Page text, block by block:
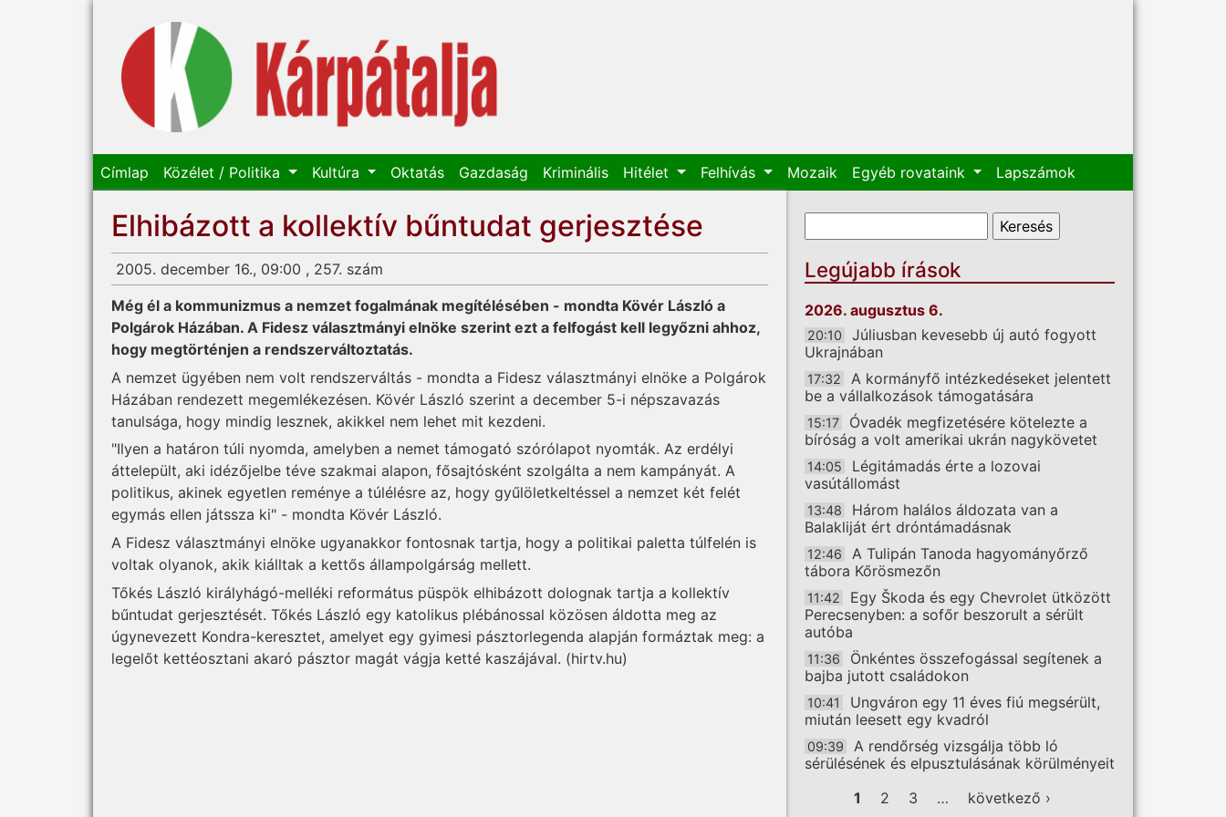
Címlap Közélet / Politika Kultúra Oktatás Gazdaság Kriminális Hitélet Felhívás Mozaik Egyéb rovataink Lapszámok
Elhibázott a kollektív bűntudat gerjesztése
2005. december 16., 09:00 , 257. szám
Még él a kommunizmus a nemzet fogalmának megítélésében - mondta Kövér László a
Polgárok Házában. A Fidesz választmányi elnöke szerint ezt a felfogást kell legyőzni ahhoz,
hogy megtörténjen a rendszerváltoztatás.
A nemzet ügyében nem volt rendszerváltás - mondta a Fidesz választmányi elnöke a Polgárok
Házában rendezett megemlékezésen. Kövér László szerint a december 5-i népszavazás
tanulsága, hogy mindig lesznek, akikkel nem lehet mit kezdeni.
"Ilyen a határon túli nyomda, amelyben a nemet támogató szórólapot nyomták. Az erdélyi
áttelepült, aki idézőjelbe téve szakmai alapon, fősajtósként szolgálta a nem kampányát. A
politikus, akinek egyetlen reménye a túlélésre az, hogy gyűlöletkeltéssel a nemzet két felét
egymás ellen játssza ki" - mondta Kövér László.
A Fidesz választmányi elnöke ugyanakkor fontosnak tartja, hogy a politikai paletta túlfelén is
voltak olyanok, akik kiálltak a kettős állampolgárság mellett.
Tőkés László királyhágó-melléki református püspök elhibázott dolognak tartja a kollektív
bűntudat gerjesztését. Tőkés László egy katolikus plébánossal közösen áldotta meg az
úgynevezett Kondra-keresztet, amelyet egy gyimesi pásztorlegenda alapján formáztak meg: a
legelőt kettéosztani akaró pásztor magát vágja ketté kaszájával. (hirtv.hu)
Keresés űrlap
Legújabb írások
2026. augusztus 6.
20:10
Júliusban kevesebb új autó fogyott
Ukrajnában
17:32
A kormányfő intézkedéseket jelentett
be a vállalkozások támogatására
15:17
Óvadék megfizetésére kötelezte a
bíróság a volt amerikai ukrán nagykövetet
14:05
Légitámadás érte a lozovai
vasútállomást
13:48
Három halálos áldozata van a
Balakliját ért dróntámadásnak
12:46
A Tulipán Tanoda hagyományőrző
tábora Kőrösmezőn
11:42
Egy Škoda és egy Chevrolet ütközött
Perecsenyben: a sofőr beszorult a sérült
autóba
11:36
Önkéntes összefogással segítenek a
bajba jutott családokon
10:41
Ungváron egy 11 éves fiú megsérült,
miután leesett egy kvadról
09:39
A rendőrség vizsgálja több ló
sérülésének és elpusztulásának körülményeit
Oldalak
1 2 3 … következő ›